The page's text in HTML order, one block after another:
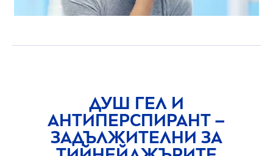
ДУШ ГЕЛ И
АНТИПЕРСПИРАНТ –
ЗАДЪЛЖИТЕЛНИ ЗА